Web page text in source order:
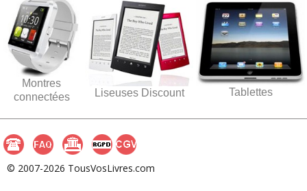
Montres
connectées
Liseuses Discount Tablettes
© 2007-2026 TousVosLivres.com